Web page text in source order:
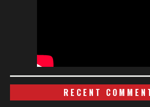
RECENT